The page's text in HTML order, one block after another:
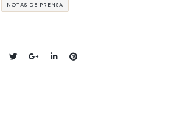
NOTAS DE PRENSA